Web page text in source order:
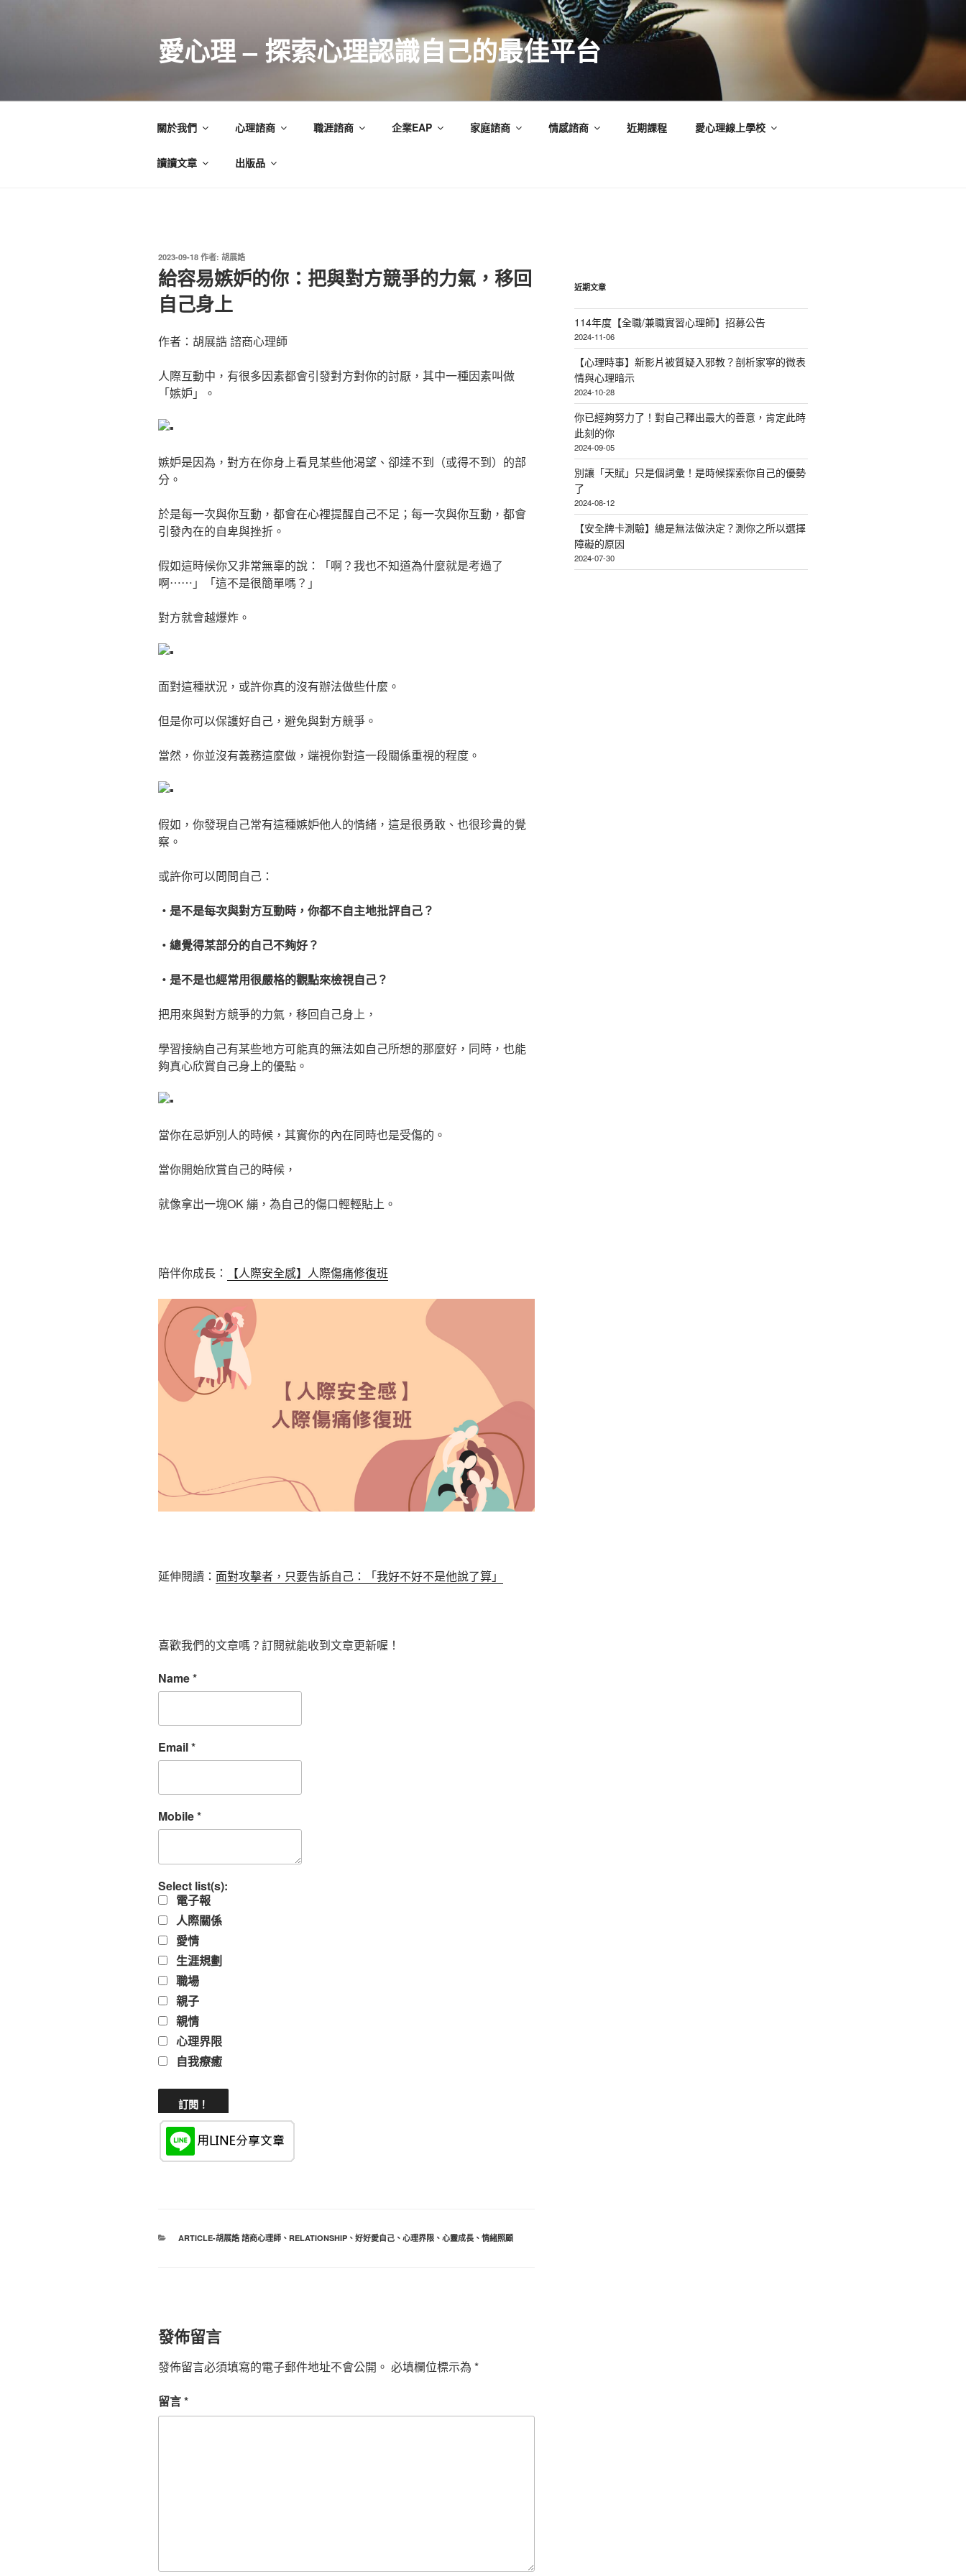
愛心理 – 探索心理認識自己的最佳平台
關於我們 心理諮商 職涯諮商 企業EAP 家庭諮商 情感諮商 近期課程 愛心理線上學校
讀讀文章 出版品
發
佈
於
2023-09-18 作者: 胡展誥
給容易嫉妒的你：把與對方競爭的力氣，移回
自己身上
作者：胡展誥 諮商心理師
人際互動中，有很多因素都會引發對方對你的討厭，其中一種因素叫做
「嫉妒」。
嫉妒是因為，對方在你身上看見某些他渴望、卻達不到（或得不到）的部
分。
於是每一次與你互動，都會在心裡提醒自己不足；每一次與你互動，都會
引發內在的自卑與挫折。
假如這時候你又非常無辜的說：「啊？我也不知道為什麼就是考過了
啊⋯⋯」「這不是很簡單嗎？」
對方就會越爆炸。
面對這種狀況，或許你真的沒有辦法做些什麼。
但是你可以保護好自己，避免與對方競爭。
當然，你並沒有義務這麼做，端視你對這一段關係重視的程度。
假如，你發現自己常有這種嫉妒他人的情緒，這是很勇敢、也很珍貴的覺
察。
或許你可以問問自己：
・是不是每次與對方互動時，你都不自主地批評自己？
・總覺得某部分的自己不夠好？
・是不是也經常用很嚴格的觀點來檢視自己？
把用來與對方競爭的力氣，移回自己身上，
學習接納自己有某些地方可能真的無法如自己所想的那麼好，同時，也能
夠真心欣賞自己身上的優點。
當你在忌妒別人的時候，其實你的內在同時也是受傷的。
當你開始欣賞自己的時候，
就像拿出一塊OK 繃，為自己的傷口輕輕貼上。
陪伴你成長： 【人際安全感】人際傷痛修復班
延伸閱讀： 面對攻擊者，只要告訴自己：「我好不好不是他說了算」
喜歡我們的文章嗎？訂閱就能收到文章更新喔！
Name*
Email*
Mobile*
Select list(s):
電子報
人際關係
愛情
生涯規劃
職場
親子
親情
心理界限
自我療癒
分
ARTICLE-胡展誥 諮商心理師、 RELATIONSHIP、 好好愛自己、 心理界限、 心靈成長、 情緒照顧
發佈留言
發佈留言必須填寫的電子郵件地址不會公開。 必填欄位標示為 *
留言*
近期文章
114年度【全職/兼職實習心理師】招募公告
2024-11-06
【心理時事】新影片被質疑入邪教？剖析家寧的微表
情與心理暗示
2024-10-28
你已經夠努力了！對自己釋出最大的善意，肯定此時
此刻的你
2024-09-05
別讓「天賦」只是個詞彙！是時候探索你自己的優勢
了
2024-08-12
【安全牌卡測驗】總是無法做決定？測你之所以選擇
障礙的原因
2024-07-30